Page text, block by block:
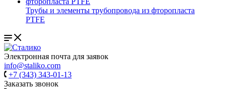
Трубы и элементы трубопровода из фторопласта
PTFE
Электронная почта для заявок
info@staliko.com
+7 (343) 343-01-13
Заказать звонок